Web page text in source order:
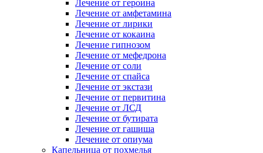
Лечение от героина
Лечение от амфетамина
Лечение от лирики
Лечение от кокаина
Лечение гипнозом
Лечение от мефедрона
Лечение от соли
Лечение от спайса
Лечение от экстази
Лечение от первитина
Лечение от ЛСД
Лечение от бутирата
Лечение от гашиша
Лечение от опиума
Капельница от похмелья